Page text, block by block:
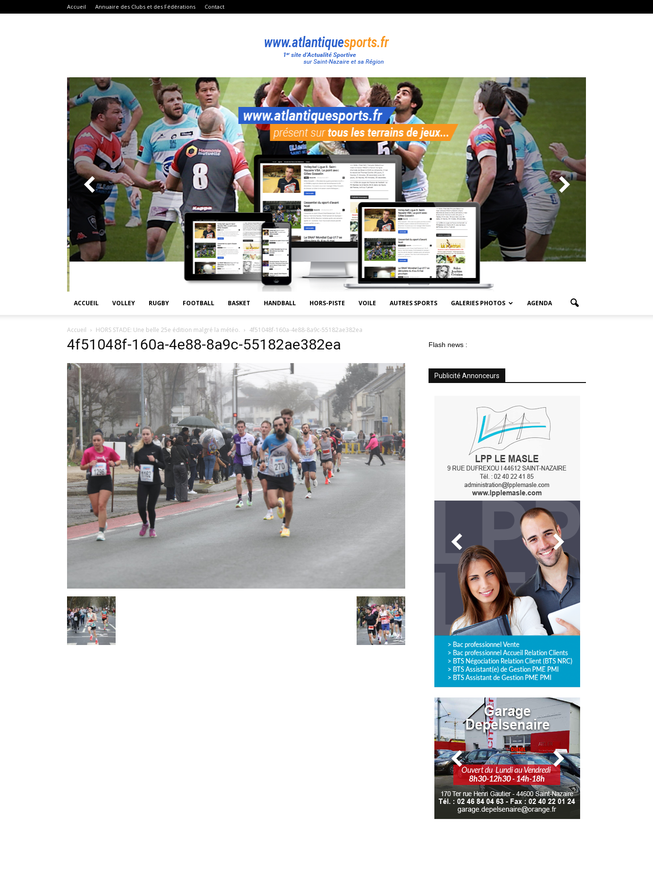
Accueil Annuaire des Clubs et des Fédérations Contact
Atlantique
Sport
ACCUEIL VOLLEY RUGBY FOOTBALL BASKET HANDBALL HORS-PISTE VOILE AUTRES SPORTS GALERIES PHOTOS AGENDA
Accueil HORS STADE: Une belle 25e édition malgré la météo. 4f51048f-160a-4e88-8a9c-55182ae382ea
4f51048f-160a-4e88-8a9c-55182ae382ea Flash news :
Publicité Annonceurs